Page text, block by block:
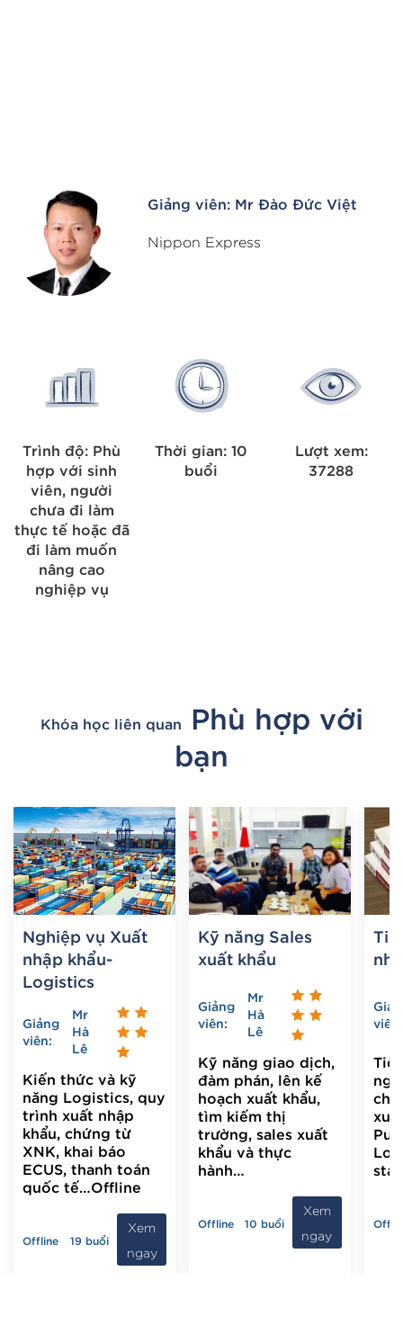
Giảng viên: Mr Đào Đức Việt
Nippon Express
Trình độ: Phù
hợp với sinh
viên, người
chưa đi làm
thực tế hoặc đã
đi làm muốn
nâng cao
nghiệp vụ
Thời gian: 10
buổi
Lượt xem:
37288
Khóa học liên quan
Phù hợp với
bạn
Nghiệp vụ Xuất
nhập khẩu-
Logistics
Giảng
viên:
Mr
Hà
Lê
Kiến thức và kỹ
năng Logistics, quy
trình xuất nhập
khẩu, chứng từ
XNK, khai báo
ECUS, thanh toán
quốc tế…Offline
Offline 19 buổi
Xem
ngay
Kỹ năng Sales
xuất khẩu
Giảng
viên:
Mr
Hà
Lê
Kỹ năng giao dịch,
đàm phán, lên kế
hoạch xuất khẩu,
tìm kiếm thị
trường, sales xuất
khẩu và thực
hành…
Offline 10 buổi
Xem
ngay
viên: